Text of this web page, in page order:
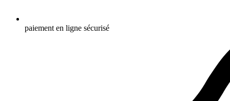
paiement en ligne sécurisé